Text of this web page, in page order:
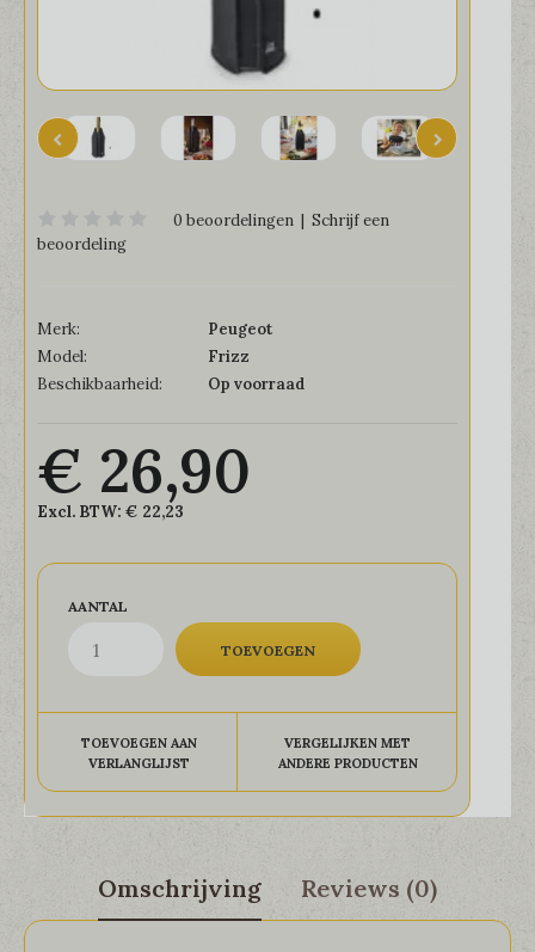
0 beoordelingen | Schrijf een
beoordeling
Merk:
Peugeot
Model:
Frizz
Beschikbaarheid:
Op voorraad
€ 26,90
Excl. BTW: € 22,23
AANTAL
TOEVOEGEN AAN
VERLANGLIJST
VERGELIJKEN MET
ANDERE PRODUCTEN
Omschrijving Reviews (0)